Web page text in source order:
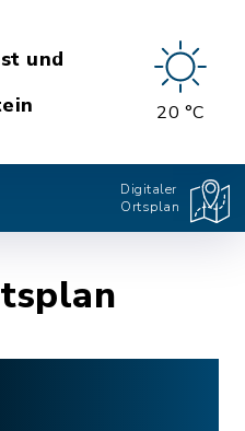
und
20 °C
Digitaler
Ortsplan